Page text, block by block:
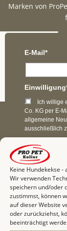
Keine Hundekekse
Wir verwenden
speichern und/oder
zustimmst, können
auf dieser Website
oder zurückziehst,
beeinträchtigt
Marken von
E-Mail*
Ich willige
Co. KG per E-
allgemeine
ausschließlich